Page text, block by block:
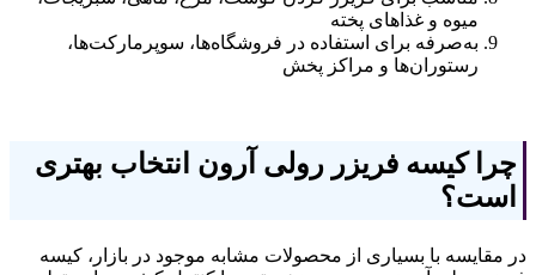
میوه و غذاهای پخته
به‌صرفه برای استفاده در فروشگاه‌ها، سوپرمارکت‌ها،
رستوران‌ها و مراکز پخش
چرا کیسه فریزر رولی آرون انتخاب بهتری
است؟
در مقایسه با بسیاری از محصولات مشابه موجود در بازار، کیسه